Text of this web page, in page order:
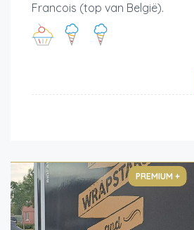
Francois (top van België).
PREMIUM +